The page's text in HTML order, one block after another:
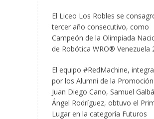
El Liceo Los Robles se
tercer año consecutivo, como
Campeón de la Olimpiada
de Robótica WRO® Venezuela
El equipo #RedMachine,
por los Alumni de la
Juan Diego Cano, Samuel
Ángel Rodríguez, obtuvo el
Lugar en la categoría Futuros